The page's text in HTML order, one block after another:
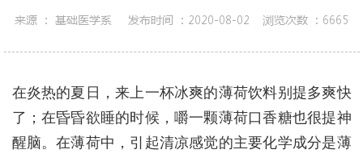
来源 ： 基础医学系 发布时间 ： 2020-08-02 浏览次数 ： 6665
在炎热的夏日，来上一杯冰爽的薄荷饮料别提多爽快
了；在昏昏欲睡的时候，嚼一颗薄荷口香糖也很提神
醒脑。在薄荷中，引起清凉感觉的主要化学成分是薄